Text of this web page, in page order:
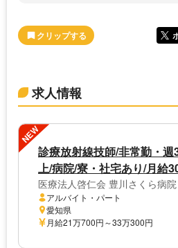
求人情報
NEW
診療放射線技師/非常勤・
上/病院/寮・社宅あり/月給
医療法人啓仁会 豊川さくら病院
アルバイト・パート
愛知県
月給21万700円～33万300円